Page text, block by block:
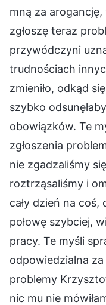
mną za arogancję,
zgłoszę teraz
przywódczyni
trudnościach
zmieniło, odkąd
szybko
obowiązków. Te
zgłoszenia
nie zgadzaliśmy
roztrząsaliśmy i
cały dzień na coś,
połowę szybciej,
pracy. Te myśli
odpowiedzialna
problemy
nic mu nie